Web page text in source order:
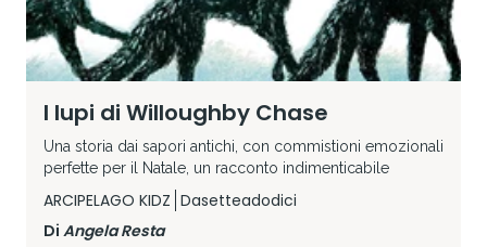
I lupi di Willoughby Chase
Una storia dai sapori antichi, con commistioni emozionali
perfette per il Natale, un racconto indimenticabile
ARCIPELAGO KIDZ Dasetteadodici
Di Angela Resta